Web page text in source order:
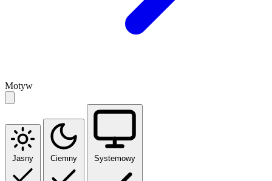
Motyw
Jasny Ciemny Systemowy